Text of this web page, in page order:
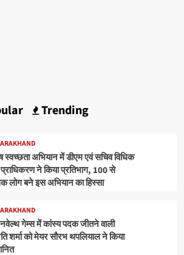
Trending
स्वच्छता अभियान में डीएम एवं सचिव विधिक
ने किया प्रतिभाग, 100 से
लोग बने इस अभियान का हिस्सा
गेम्स में कांस्य पदक जीतने वाली
शर्मा को मेयर सौरभ थपलियाल ने किया